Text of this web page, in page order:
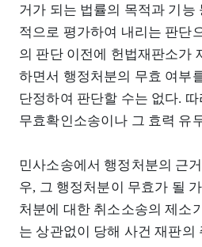
거가 되는 법률의 목적과 기능
적으로 평가하여 내리는 판단
의 판단 이전에 헌법재판소가
하면서 행정처분의 무효 여부
단정하여 판단할 수는 없다.
무효확인소송이나 그 효력 유
민사소송에서 행정처분의 근
우, 그 행정처분이 무효가 될
처분에 대한 취소소송의 제소
는 상관없이 당해 사건 재판의